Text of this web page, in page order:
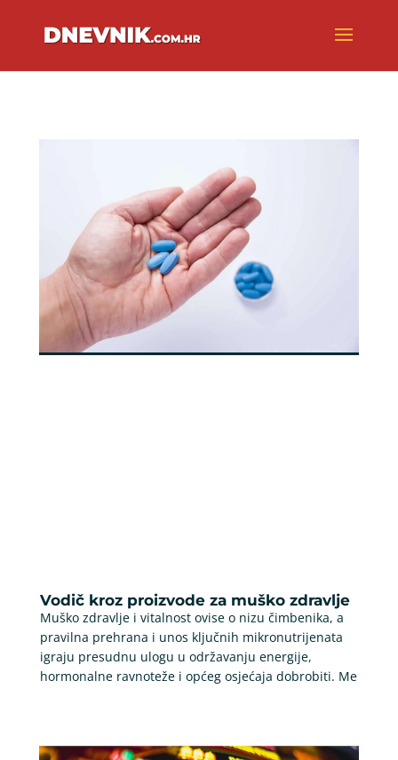
Vodič kroz proizvode za muško zdravlje
Muško zdravlje i vitalnost ovise o nizu čimbenika, a
pravilna prehrana i unos ključnih mikronutrijenata
igraju presudnu ulogu u održavanju energije,
hormonalne ravnoteže i općeg osjećaja dobrobiti. Me